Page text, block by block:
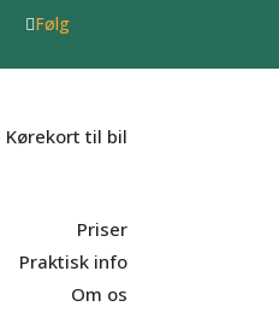
Følg
Kørekort til bil
Priser
Praktisk info
Om os